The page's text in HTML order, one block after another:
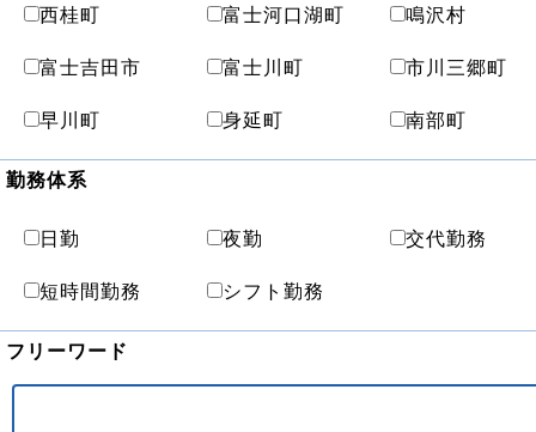
西桂町 富士河口湖町 鳴沢村
富士吉田市 富士川町 市川三郷町
早川町 身延町 南部町
勤務体系
日勤 夜勤 交代勤務
短時間勤務 シフト勤務
フリーワード